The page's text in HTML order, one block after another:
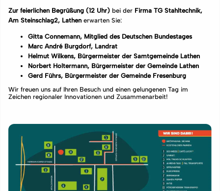
Zur feierlichen Begrüßung (12 Uhr) bei der Firma TG Stahltechnik,
Am Steinschlag2, Lathen erwarten Sie:
Gitta Connemann, Mitglied des Deutschen Bundestages
Marc André Burgdorf, Landrat
Helmut Wilkens, Bürgermeister der Samtgemeinde Lathen
Norbert Holtermann, Bürgermeister der Gemeinde Lathen
Gerd Führs, Bürgermeister der Gemeinde Fresenburg
Wir freuen uns auf Ihren Besuch und einen gelungenen Tag im
Zeichen regionaler Innovationen und Zusammenarbeit!